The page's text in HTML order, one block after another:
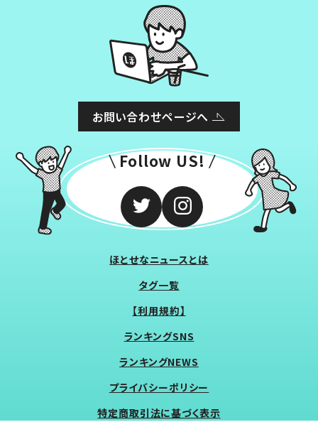
お問い合わせページへ
Follow US!
ほとせなニュースとは
タグ一覧
【利用規約】
ランキングSNS
ランキングNEWS
プライバシーポリシー
特定商取引法に基づく表示